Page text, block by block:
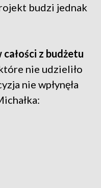
budzi jednak
z budżetu
nie udzieliło
nie wpłynęła